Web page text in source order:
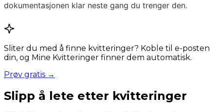
dokumentasjonen klar neste gang du trenger den.
Sliter du med å finne kvitteringer? Koble til e-posten
din, og Mine Kvitteringer finner dem automatisk.
Prøv gratis →
Slipp å lete etter kvitteringer